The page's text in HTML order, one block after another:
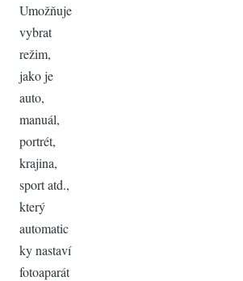
Umožňuje
vybrat
režim,
jako je
auto,
manuál,
portrét,
krajina,
sport atd.,
který
automatic
ky nastaví
fotoaparát